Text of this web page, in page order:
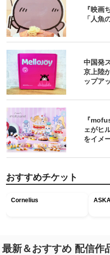
『映
「人魚
中国発
京上陸
ップア
『
ェがヒ
をイメ
おすすめチケット
Cornelius ASKA
最新＆おすすめ 配信作